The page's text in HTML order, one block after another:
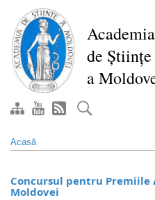
conţinutul
principal
Academia
de Științe
a
Acasă
Concursul pentru Premiile
Moldovei